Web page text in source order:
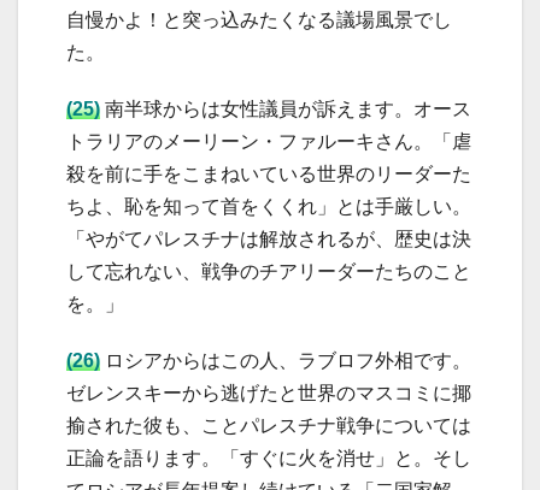
自慢かよ！と突っ込みたくなる議場風景でし
た。
(25) 南半球からは女性議員が訴えます。オース
トラリアのメーリーン・ファルーキさん。「虐
殺を前に手をこまねいている世界のリーダーた
ちよ、恥を知って首をくくれ」とは手厳しい。
「やがてパレスチナは解放されるが、歴史は決
して忘れない、戦争のチアリーダーたちのこと
を。」
(26) ロシアからはこの人、ラブロフ外相です。
ゼレンスキーから逃げたと世界のマスコミに揶
揄された彼も、ことパレスチナ戦争については
正論を語ります。「すぐに火を消せ」と。そし